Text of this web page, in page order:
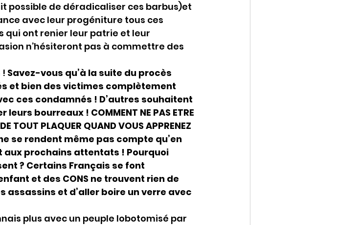
possible de déradicaliser ces barbus)et
avec leur progéniture tous ces
qui ont renier leur patrie et leur
n’hésiteront pas à commettre des
! Savez-vous qu’à la suite du procès
et bien des victimes complètement
ces condamnés ! D’autres souhaitent
bourreaux ! COMMENT NE PAS ETRE
TOUT PLAQUER QUAND VOUS APPRENEZ
ne se rendent même pas compte qu’en
prochains attentats ! Pourquoi
? Certains Français se font
et des CONS ne trouvent rien de
assassins et d’aller boire un verre avec
plus avec un peuple lobotomisé par